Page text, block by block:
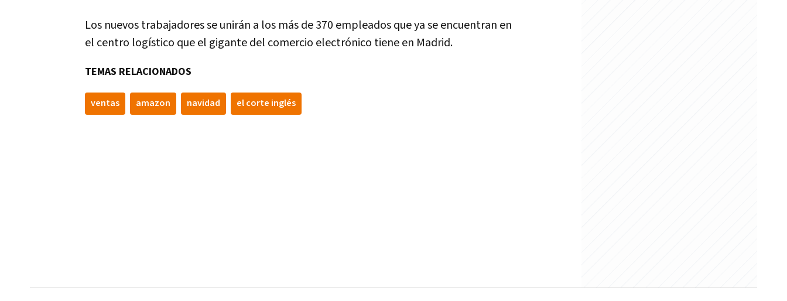
Los nuevos trabajadores se unirán a los más de 370 empleados que ya se encuentran en
el centro logístico que el gigante del comercio electrónico tiene en Madrid.
TEMAS RELACIONADOS
ventas amazon navidad el corte inglés